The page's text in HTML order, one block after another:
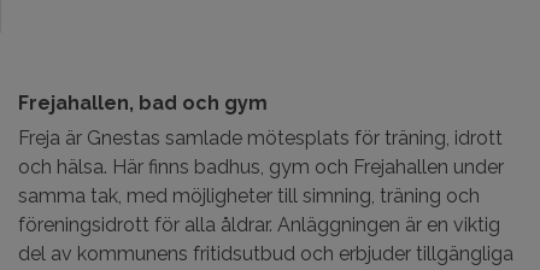
Frejahallen, bad och gym
Freja är Gnestas samlade mötesplats för träning, idrott
och hälsa. Här finns badhus, gym och Frejahallen under
samma tak, med möjligheter till simning, träning och
föreningsidrott för alla åldrar. Anläggningen är en viktig
del av kommunens fritidsutbud och erbjuder tillgängliga